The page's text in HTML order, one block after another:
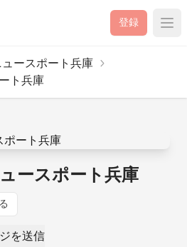
登録
ュースポート兵庫
ト兵庫
ースポート兵庫
を送信